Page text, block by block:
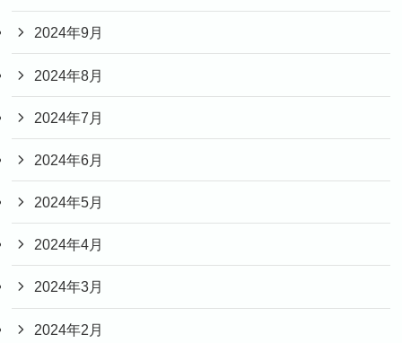
2024年9月
2024年8月
2024年7月
2024年6月
2024年5月
2024年4月
2024年3月
2024年2月